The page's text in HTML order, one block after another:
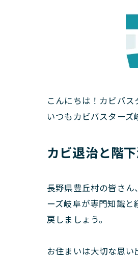
こんにちは！カビバス
いつもカビバスターズ
カビ退治と階
長野県豊丘村の皆さ
ーズ岐阜が専門知識
戻しましょう。
お住まいは大切な思